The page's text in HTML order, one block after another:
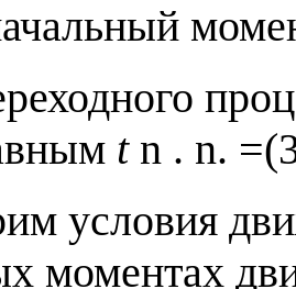
tn . n.
условия
моментах